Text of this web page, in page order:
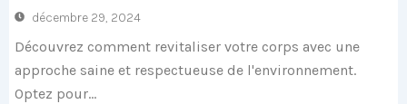
décembre 29, 2024
Découvrez comment revitaliser votre corps avec une
approche saine et respectueuse de l'environnement.
Optez pour...